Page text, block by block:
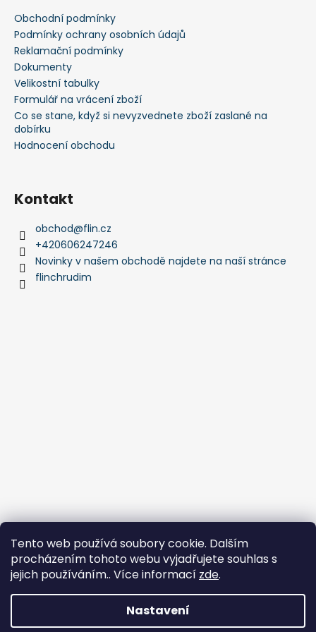
Tento web používá soubory cookie. Dalším
procházením tohoto webu vyjadřujete souhlas s
jejich používáním.. Více informací zde.
Nastavení
Obchodní podmínky
Podmínky ochrany osobních údajů
Reklamační podmínky
Dokumenty
Velikostní tabulky
Formulář na vrácení zboží
Co se stane, když si nevyzvednete zboží zaslané na
dobírku
Hodnocení obchodu
Kontakt
obchod@flin.cz
+420606247246
Novinky v našem obchodě najdete na naší stránce
flinchrudim
Flin Sport